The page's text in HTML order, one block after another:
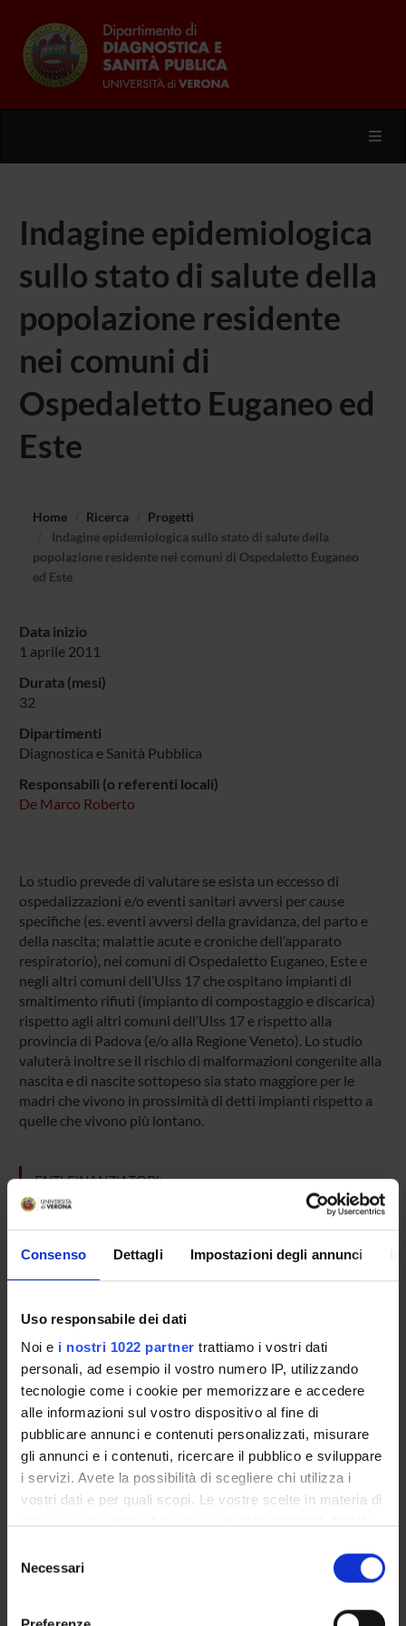
Consenso Dettagli Impostazioni degli annunci
Uso responsabile dei dati
Noi e i nostri 1022 partner trattiamo i vostri dati
personali, ad esempio il vostro numero IP, utilizzando
tecnologie come i cookie per memorizzare e accedere
alle informazioni sul vostro dispositivo al fine di
pubblicare annunci e contenuti personalizzati, misurare
gli annunci e i contenuti, ricercare il pubblico e sviluppare
i servizi. Avete la possibilità di scegliere chi utilizza i
vostri dati e per quali scopi. Le vostre scelte in materia di
modificare o revocare il proprio consenso in qualsiasi
momento dalla Dichiarazione sui cookie o facendo clic
delNecessari
Indagine epidemiologica
sullo stato di salute della
popolazione residente
nei comuni di
Ospedaletto Euganeo ed
Este
Home Ricerca
Progetti
Indagine epidemiologica sullo stato di salute della
popolazione residente nei comuni di Ospedaletto Euganeo
ed Este
Data inizio
1 aprile 2011
Durata (mesi)
32
Dipartimenti
Diagnostica e Sanità Pubblica
Responsabili (o referenti locali)
De Marco Roberto
Lo studio prevede di valutare se esista un eccesso di
ospedalizzazioni e/o eventi sanitari avversi per cause
specifiche (es. eventi avversi della gravidanza, del parto e
della nascita; malattie acute e croniche dell’apparato
respiratorio), nei comuni di Ospedaletto Euganeo, Este e
negli altri comuni dell’Ulss 17 che ospitano impianti di
smaltimento rifiuti (impianto di compostaggio e discarica)
rispetto agli altri comuni dell’Ulss 17 e rispetto alla
provincia di Padova (e/o alla Regione Veneto). Lo studio
valuterà inoltre se il rischio di malformazioni congenite alla
nascita e di nascite sottopeso sia stato maggiore per le
madri che vivono in prossimità di detti impianti rispetto a
quelle che vivono più lontano.
ENTI FINANZIATORI:
esterno
Programma:
PRESTPAG - Prestazioni a pagamento
Roberto De Marco
Paolo Girardi
Professore a contratto
Pierpaolo Marchetti
Tecnico-Amministrativo
Alessandro Marcon
Professore associato
Giancarlo Pesce